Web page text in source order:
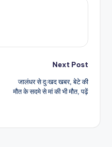
Next Post
जालंधर से दुःखद खबर, बेटे की
मौत के सदमे से मां की भी मौत, पढ़ें